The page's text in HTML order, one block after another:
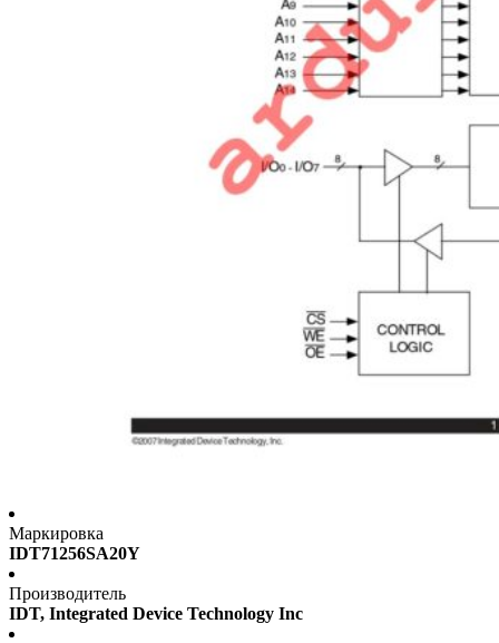
Маркировка
IDT71256SA20Y
Производитель
IDT, Integrated Device Technology Inc